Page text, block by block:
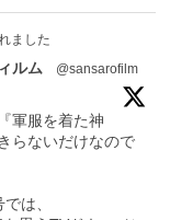
ました
ルム
@sansarofilm
軍服を着た神
らないだけなので
は、